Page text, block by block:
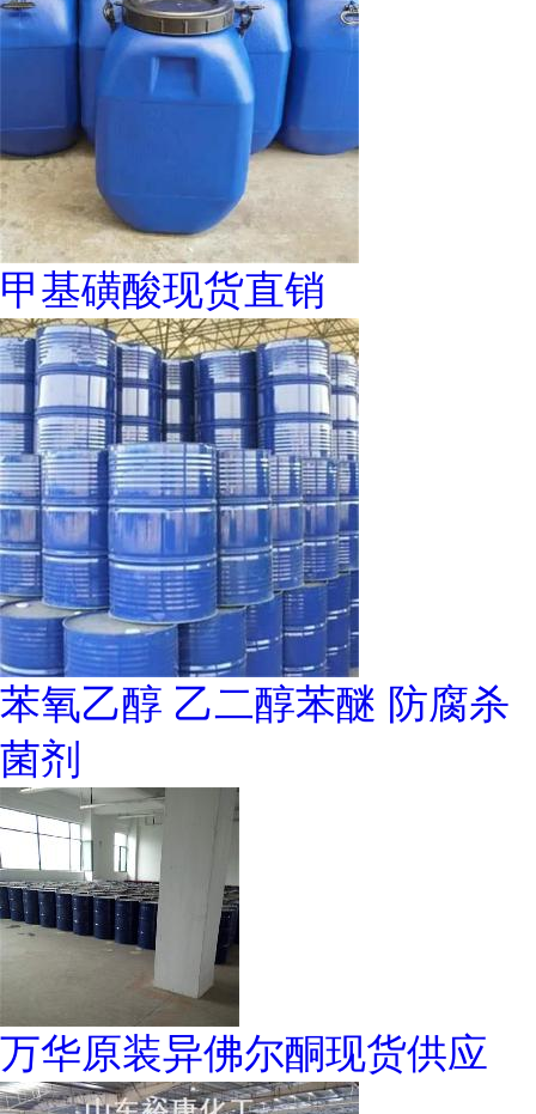
甲基磺酸现货直销
苯氧乙醇 乙二醇苯醚 防腐杀
菌剂
万华原装异佛尔酮现货供应